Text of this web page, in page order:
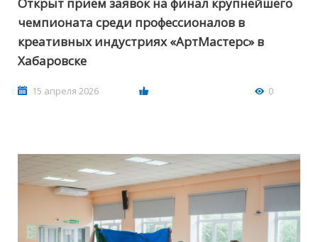
Открыт прием заявок на финал крупнейшего
чемпионата среди профессионалов в
креативных индустриях «АртМастерс» в
Хабаровске
15 апреля 2026 0